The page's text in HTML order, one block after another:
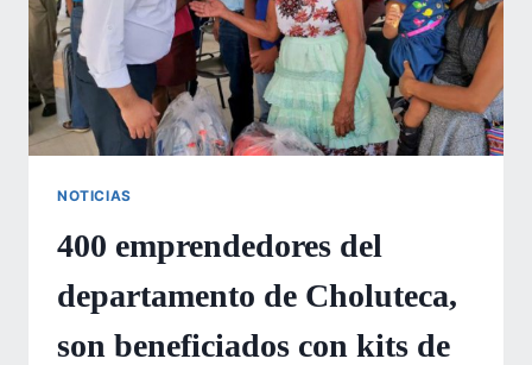
NOTICIAS
400 emprendedores del
departamento de Choluteca,
son beneficiados con kits de